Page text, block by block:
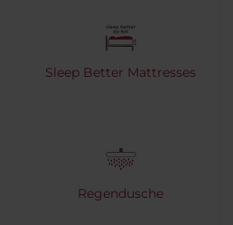
Sleep Better Mattresses
Regendusche